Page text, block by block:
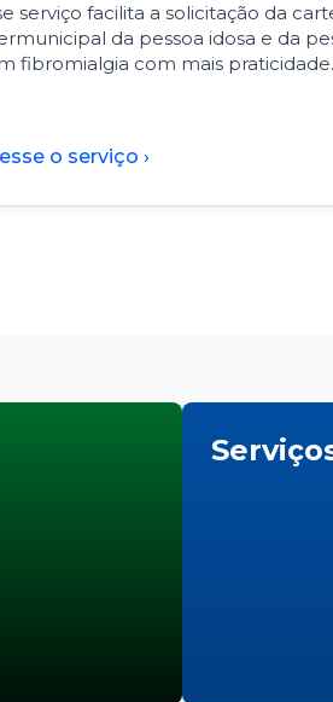
serviço facilita a solicitação da
da pessoa idosa e da
fibromialgia com mais praticidade.
o serviço ›